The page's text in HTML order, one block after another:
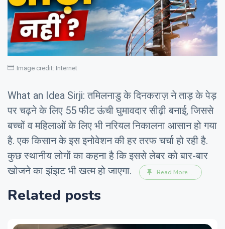
Image credit: Internet
What an Idea Sirji: तमिलनाडु के दिनकराज़ ने ताड़ के पेड़
पर चढ़ने के लिए 55 फीट ऊंची घुमावदार सीढ़ी बनाई, जिससे
बच्चों व महिलाओं के लिए भी नर‍ियल न‍िकालना आसान हो गया
है. एक क‍िसान के इस इनोवेशन की हर तरफ चर्चा हो रही है.
कुछ स्‍थानीय लोगों का कहना है क‍ि इससे लेबर को बार-बार
खोजने का झंझट भी खत्‍म हो जाएगा.
Read More ...
Related posts